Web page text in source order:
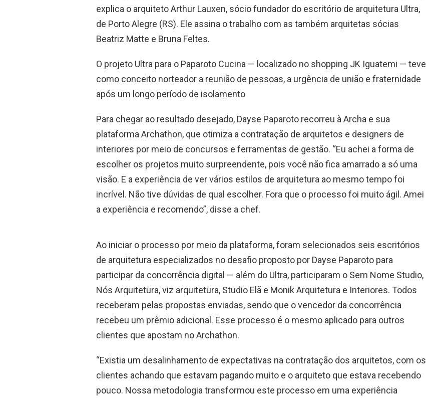
explica o arquiteto Arthur Lauxen, sócio fundador do escritório de arquitetura Ultra,
de Porto Alegre (RS). Ele assina o trabalho com as também arquitetas sócias
Beatriz Matte e Bruna Feltes.
O projeto Ultra para o Paparoto Cucina — localizado no shopping JK Iguatemi — teve
como conceito norteador a reunião de pessoas, a urgência de união e fraternidade
após um longo período de isolamento
Para chegar ao resultado desejado, Dayse Paparoto recorreu à Archa e sua
plataforma Archathon, que otimiza a contratação de arquitetos e designers de
interiores por meio de concursos e ferramentas de gestão. “Eu achei a forma de
escolher os projetos muito surpreendente, pois você não fica amarrado a só uma
visão. E a experiência de ver vários estilos de arquitetura ao mesmo tempo foi
incrível. Não tive dúvidas de qual escolher. Fora que o processo foi muito ágil. Amei
a experiência e recomendo”, disse a chef.
Ao iniciar o processo por meio da plataforma, foram selecionados seis escritórios
de arquitetura especializados no desafio proposto por Dayse Paparoto para
participar da concorrência digital — além do Ultra, participaram o Sem Nome Studio,
Nós Arquitetura, viz arquitetura, Studio Elã e Monik Arquitetura e Interiores. Todos
receberam pelas propostas enviadas, sendo que o vencedor da concorrência
recebeu um prêmio adicional. Esse processo é o mesmo aplicado para outros
clientes que apostam no Archathon.
“Existia um desalinhamento de expectativas na contratação dos arquitetos, com os
clientes achando que estavam pagando muito e o arquiteto que estava recebendo
pouco. Nossa metodologia transformou este processo em uma experiência